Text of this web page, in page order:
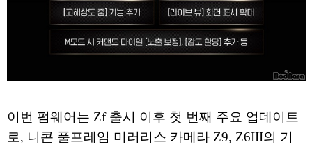
이번 펌웨어는 Zf 출시 이후 첫 번째 주요 업데이트
로, 니콘 풀프레임 미러리스 카메라 Z9, Z6III의 기